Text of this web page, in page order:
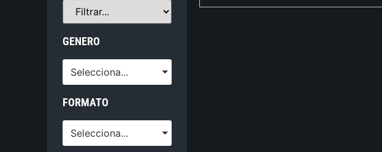
GENERO
Selecciona...
FORMATO
Selecciona...